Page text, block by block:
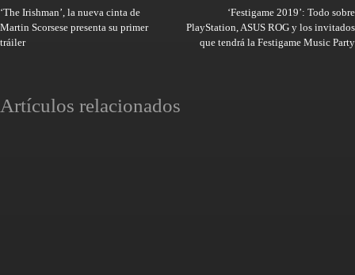
‘The Irishman’, la nueva cinta de
Martin Scorsese presenta su primer
tráiler
‘Festigame 2019’: Todo sobre
PlayStation, ASUS ROG y los invitados
que tendrá la Festigame Music Party
Artículos relacionados